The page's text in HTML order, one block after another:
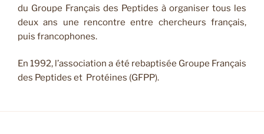
du Groupe Français des Peptides à organiser tous les
deux ans une rencontre entre chercheurs français,
puis francophones.
En 1992, l’association a été rebaptisée Groupe Français
des Peptides et Protéines (GFPP).